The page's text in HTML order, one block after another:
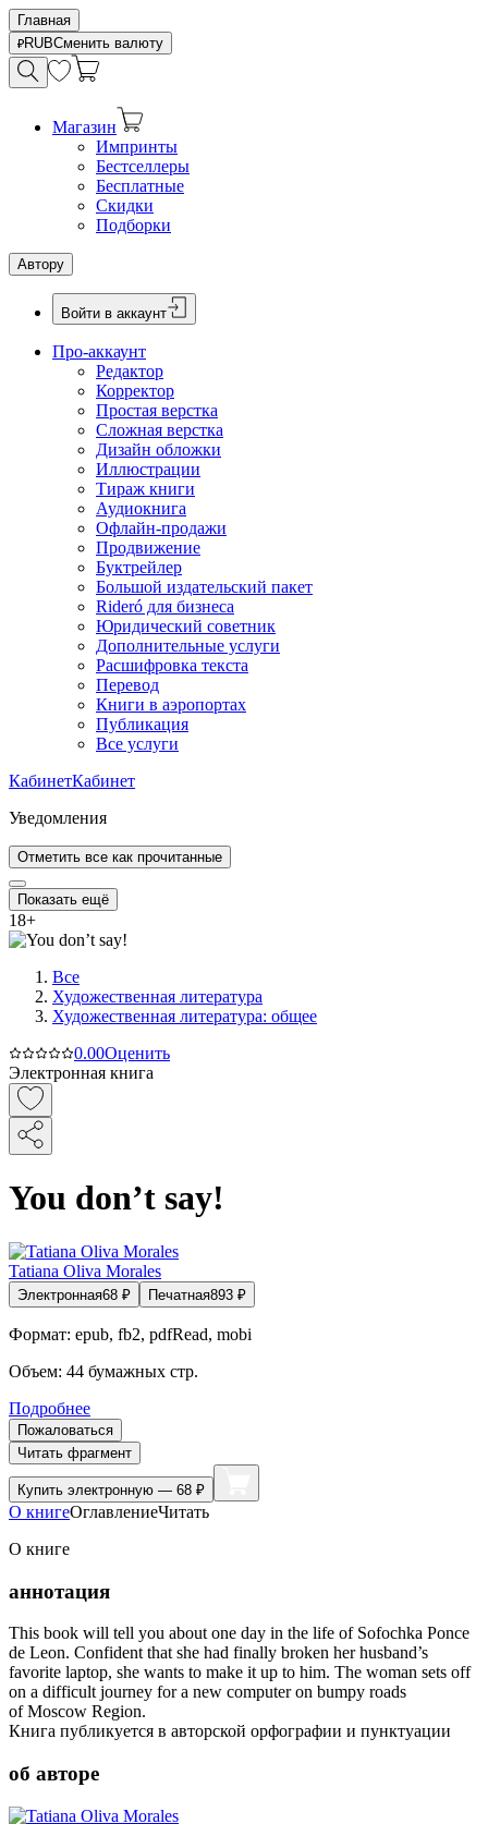
Главная
RUBСменить валюту
Магазин
Импринты
Бестселлеры
Бесплатные
Скидки
Подборки
Автору
Войти в аккаунт
Про-аккаунт
Редактор
Корректор
Простая верстка
Сложная верстка
Дизайн обложки
Иллюстрации
Тираж книги
Аудиокнига
Офлайн-продажи
Продвижение
Буктрейлер
Большой издательский пакет
Rideró для бизнеса
Юридический советник
Дополнительные услуги
Расшифровка текста
Перевод
Книги в аэропортах
Публикация
Все услуги
КабинетКабинет
Уведомления
Отметить все как прочитанные
Показать ещё
18+
Все
Художественная литература
Художественная литература: общее
0.00Оценить
Электронная книга
You don’t say!
Tatiana Oliva Morales
Электронная68 ₽ Печатная893 ₽
Формат: epub, fb2, pdfRead, mobi
Объем: 44 бумажных стр.
Подробнее
Пожаловаться
Читать фрагмент
Купить электронную — 68 ₽
О книгеОглавлениеЧитать
О книге
аннотация
This book will tell you about one day in the life of Sofochka Ponce
de Leon. Confident that she had finally broken her husband’s
favorite laptop, she wants to make it up to him. The woman sets off
on a difficult journey for a new computer on bumpy roads
of Moscow Region.
Книга публикуется в авторской орфографии и пунктуации
об авторе